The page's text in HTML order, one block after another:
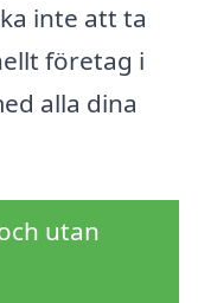
inte att ta
företag i
alla dina
utan